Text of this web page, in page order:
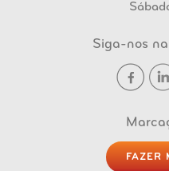
Siga-nos
FAZER